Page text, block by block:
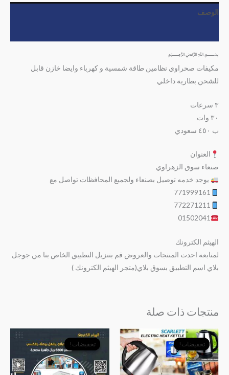
الوصف
﷽
مكيفات صحراوي نظامين طاقة شمسية و كهرباء وايضا خازن قابل
للشحن بطارية داخلي
٣ سرعات
٣٠ وات
ب ٤٥٠ سعودي
العنوان
صنعاء سوق الزهراوي
يوجد خدمه توصيل بصنعاء ولجميع المحافظات تواصل مع
771999161
772271211
01502041
الهيثم الكترونك
لمتابعة احدث المنتجات والعروض قم بتنزيل التطبيق الخاص بنا من جوجل
بلاي اسم التطبيق بسوق بلاي(متجر الهيثم الكترونك )
منتجات ذات صلة
تخفيضات!
تخفيضات!
السعر
الأصلي
هو:
﷼6,000.
السعر
الحالي
هو:
﷼4,000.
تخفيضات!
تخفيضات!
السعر
الأصلي
هو:
الحالي
هو:
﷼6,500.